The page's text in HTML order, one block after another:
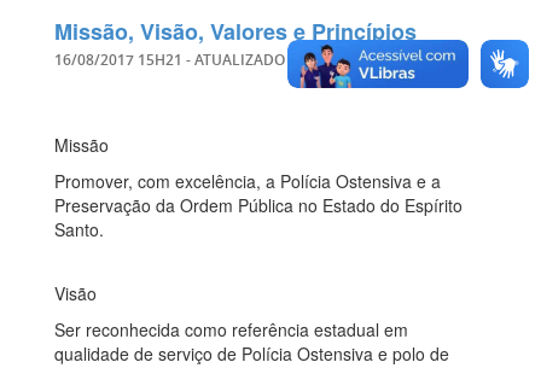
Missão, Visão, Valores e Princípios
16/08/2017 15H21 - ATUALIZADO EM26/06/2026 15H25
Missão
Promover, com excelência, a Polícia Ostensiva e a
Preservação da Ordem Pública no Estado do Espírito
Santo.
Visão
Ser reconhecida como referência estadual em
qualidade de serviço de Polícia Ostensiva e polo de